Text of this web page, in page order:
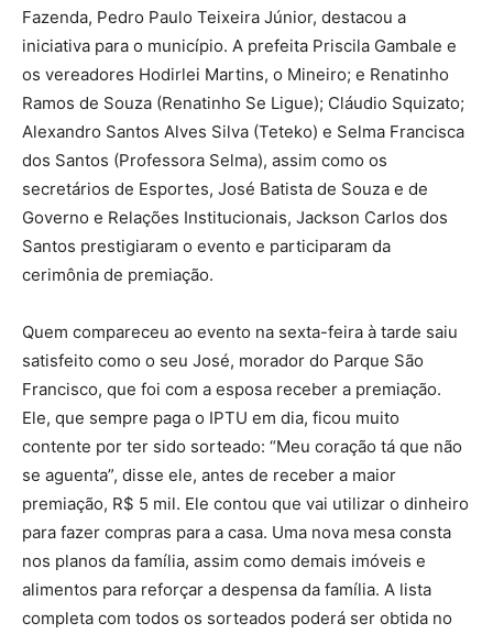
Fazenda, Pedro Paulo Teixeira Júnior, destacou a
iniciativa para o município. A prefeita Priscila Gambale e
os vereadores Hodirlei Martins, o Mineiro; e Renatinho
Ramos de Souza (Renatinho Se Ligue); Cláudio Squizato;
Alexandro Santos Alves Silva (Teteko) e Selma Francisca
dos Santos (Professora Selma), assim como os
secretários de Esportes, José Batista de Souza e de
Governo e Relações Institucionais, Jackson Carlos dos
Santos prestigiaram o evento e participaram da
cerimônia de premiação.
Quem compareceu ao evento na sexta-feira à tarde saiu
satisfeito como o seu José, morador do Parque São
Francisco, que foi com a esposa receber a premiação.
Ele, que sempre paga o IPTU em dia, ficou muito
contente por ter sido sorteado: “Meu coração tá que não
se aguenta”, disse ele, antes de receber a maior
premiação, R$ 5 mil. Ele contou que vai utilizar o dinheiro
para fazer compras para a casa. Uma nova mesa consta
nos planos da família, assim como demais imóveis e
alimentos para reforçar a despensa da família. A lista
completa com todos os sorteados poderá ser obtida no